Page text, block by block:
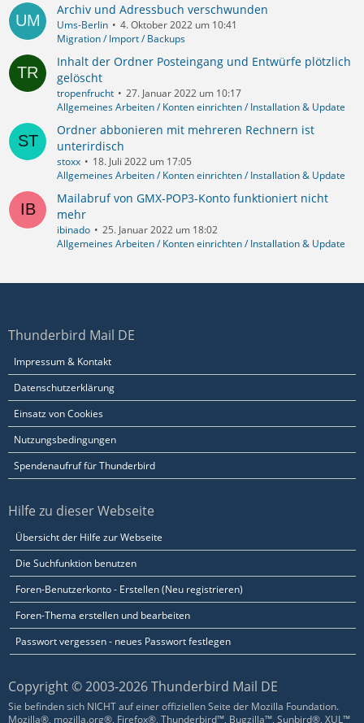
Archiv und Adressbuch verschwunden
Ums-Berlin
4. Oktober 2022 um 10:41
Migration / Import / Backups
Inhalt der Ordner Posteingang und Entwürfe plötzlich
gelöscht
tropenfrucht
27. Januar 2022 um 10:17
Allgemeines Arbeiten / Konten einrichten / Installation & Update
Ordner abbonieren mit mehreren Rechnern ist
unterirdisch
stoxx
18. Juli 2022 um 17:05
Allgemeines Arbeiten / Konten einrichten / Installation & Update
Mailabruf von GMX-POP3-Konto funktioniert nicht
mehr
ibinado
25. Januar 2022 um 18:02
Allgemeines Arbeiten / Konten einrichten / Installation & Update
Thunderbird Mail DE
Impressum & Kontakt
Datenschutzerklärung
Einsatz von Cookies
Nutzungsbedingungen
Spendenaufruf für Thunderbird
Hilfe zu dieser Webseite
Übersicht der Hilfe zur Webseite
Die Suchfunktion benutzen
Foren-Benutzerkonto - Erstellen (Neu registrieren)
Foren-Thema erstellen und bearbeiten
Passwort vergessen - neues Passwort festlegen
Copyright © 2003-2026 Thunderbird Mail DE
Sie befinden sich NICHT auf einer offiziellen Seite der Mozilla Foundation.
Mozilla®, mozilla.org®, Firefox®, Thunderbird™, Bugzilla™, Sunbird®, XUL™